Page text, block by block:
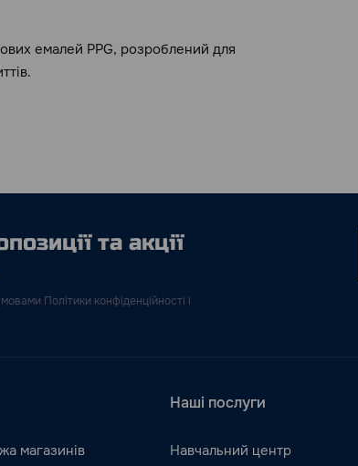
емалей PPG, розроблений для
та акції
Політики конфіденційності і
магазинів
Наші послуги
Навчальний центр